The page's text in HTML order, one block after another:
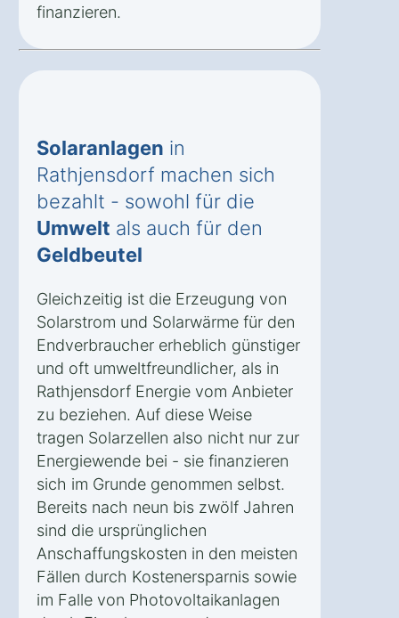
finanzieren.
Solaranlagen in
Rathjensdorf machen sich
bezahlt - sowohl für die
Umwelt als auch für den
Geldbeutel
Gleichzeitig ist die Erzeugung von
Solarstrom und Solarwärme für den
Endverbraucher erheblich günstiger
und oft umweltfreundlicher, als in
Rathjensdorf Energie vom Anbieter
zu beziehen. Auf diese Weise
tragen Solarzellen also nicht nur zur
Energiewende bei - sie finanzieren
sich im Grunde genommen selbst.
Bereits nach neun bis zwölf Jahren
sind die ursprünglichen
Anschaffungskosten in den meisten
Fällen durch Kostenersparnis sowie
im Falle von Photovoltaikanlagen